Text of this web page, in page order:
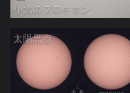
小犬のプロキオン
太陽黒点